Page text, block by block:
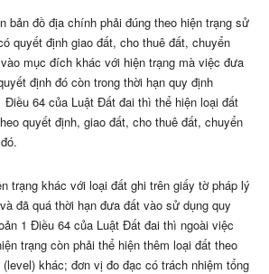
bản đồ địa chính phải đúng theo hiện trạng sử
quyết định giao đất, cho thuê đất, chuyển
mục đích khác với hiện trạng mà việc đưa
định đó còn trong thời hạn quy định
Điều 64 của Luật Đất đai thì thể hiện loại đất
quyết định, giao đất, cho thuê đất, chuyển
trạng khác với loại đất ghi trên giấy tờ pháp lý
đã quá thời hạn đưa đất vào sử dụng quy
1 Điều 64 của Luật Đất đai thì ngoài việc
trạng còn phải thể hiện thêm loại đất theo
khác; đơn vị đo đạc có trách nhiệm tổng